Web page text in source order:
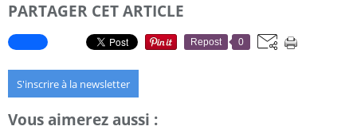
PARTAGER CET ARTICLE
Repost 0
S'inscrire à la newsletter
Vous aimerez aussi :